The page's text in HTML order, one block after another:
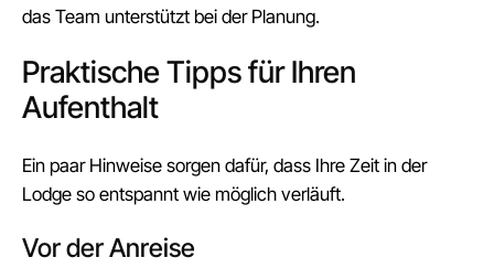
das Team unterstützt bei der Planung.
Praktische Tipps für Ihren
Aufenthalt
Ein paar Hinweise sorgen dafür, dass Ihre Zeit in der
Lodge so entspannt wie möglich verläuft.
Vor der Anreise